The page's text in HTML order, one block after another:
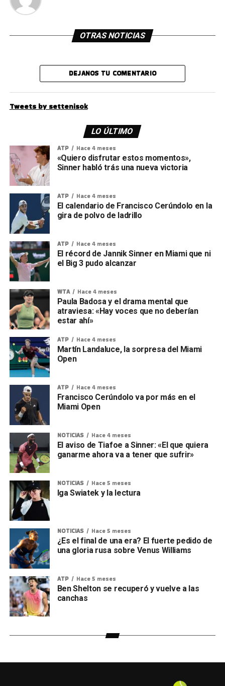
OTRAS NOTICIAS
DEJANOS TU COMENTARIO
Tweets by settenisok
LO ÚLTIMO
ATP Hace 4 meses
«Quiero disfrutar estos momentos»,
Sinner habló trás una nueva victoria
ATP Hace 4 meses
El calendario de Francisco Cerúndolo en la
gira de polvo de ladrillo
ATP Hace 4 meses
El récord de Jannik Sinner en Miami que ni
el Big 3 pudo alcanzar
WTA Hace 4 meses
Paula Badosa y el drama mental que
atraviesa: «Hay voces que no deberían
estar ahí»
ATP Hace 4 meses
Martín Landaluce, la sorpresa del Miami
Open
ATP Hace 4 meses
Francisco Cerúndolo va por más en el
Miami Open
NOTICIAS Hace 4 meses
El aviso de Tiafoe a Sinner: «El que quiera
ganarme ahora va a tener que sufrir»
NOTICIAS Hace 5 meses
Iga Swiatek y la lectura
NOTICIAS Hace 5 meses
¿Es el final de una era? El fuerte pedido de
una gloria rusa sobre Venus Williams
ATP Hace 5 meses
Ben Shelton se recuperó y vuelve a las
canchas